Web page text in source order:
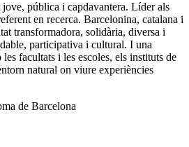
pública i capdavantera. Líder als
en recerca. Barcelonina, catalana i
transformadora, solidària, diversa i
participativa i cultural. I una
facultats i les escoles, els instituts de
natural on viure experiències
de Barcelona